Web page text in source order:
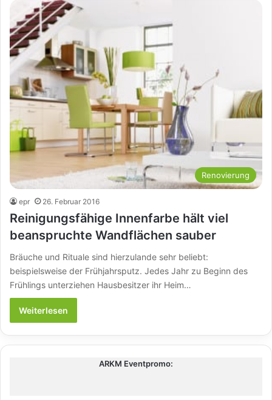
Renovierung
epr 26. Februar 2016
Reinigungsfähige Innenfarbe hält viel
beanspruchte Wandflächen sauber
Bräuche und Rituale sind hierzulande sehr beliebt:
beispielsweise der Frühjahrsputz. Jedes Jahr zu Beginn des
Frühlings unterziehen Hausbesitzer ihr Heim…
Weiterlesen
ARKM Eventpromo: